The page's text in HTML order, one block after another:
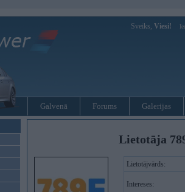
Sveiks, Viesi!
Galvenā Forums Galerijas
Lietotāja
Lietotājvārds:
Intereses: